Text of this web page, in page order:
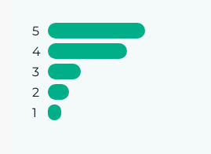
5
4
3
2
1